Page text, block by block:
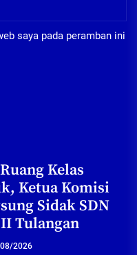
saya pada peramban ini
Kelas
Ketua Komisi
Sidak SDN
Tulangan
2026